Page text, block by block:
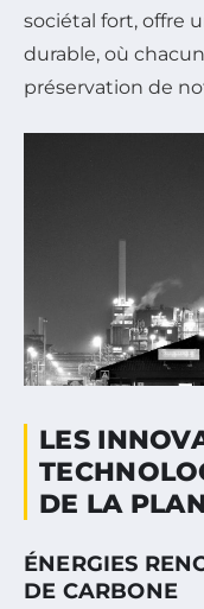
sociétal fort, offre
durable, où
préservation de
LES
DE LA
ÉNERGIES
DE CARBONE